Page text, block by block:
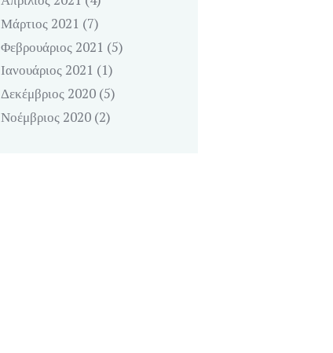
Μάρτιος 2021 (7)
Φεβρουάριος 2021 (5)
Ιανουάριος 2021 (1)
Δεκέμβριος 2020 (5)
Νοέμβριος 2020 (2)